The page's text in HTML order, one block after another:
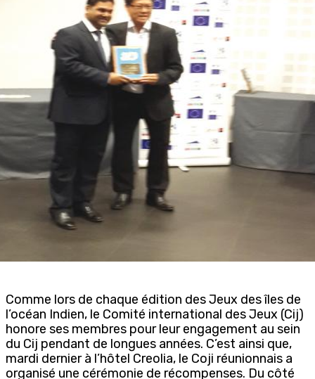
Comme lors de chaque édition des Jeux des îles de
l’océan Indien, le Comité international des Jeux (Cij)
honore ses membres pour leur engagement au sein
du Cij pendant de longues années. C’est ainsi que,
mardi dernier à l’hôtel Creolia, le Coji réunionnais a
organisé une cérémonie de récompenses. Du côté